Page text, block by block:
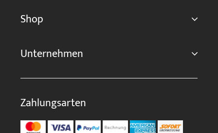
Shop
Unternehmen
Zahlungsarten